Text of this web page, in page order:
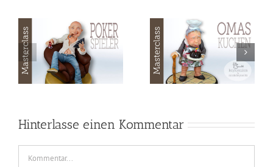
Masterclass
Modellieren mit
Fondant – Omas
Kuchen
Masterclass
Modellieren – Pool
Time
Hinterlasse einen Kommentar
Kommentar